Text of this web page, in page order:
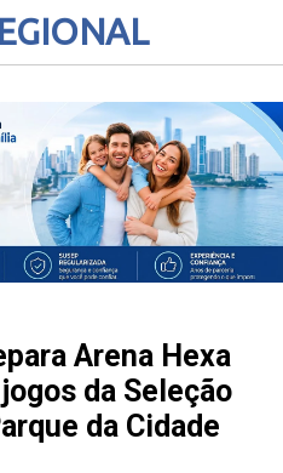
Arena Hexa
da Seleção
da Cidade